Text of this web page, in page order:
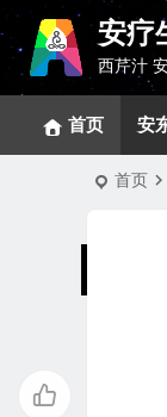
安疗
西芹汁
首页 安
首页